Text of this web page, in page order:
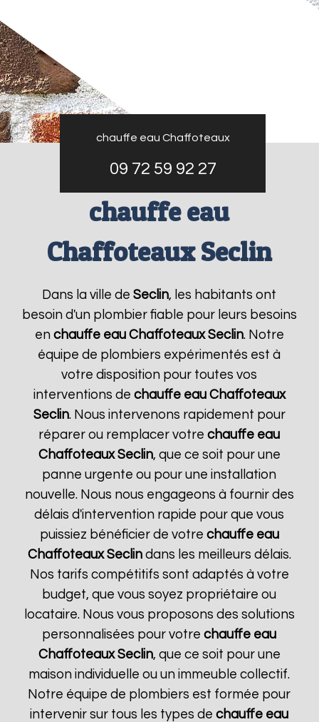
chauffe eau Chaffoteaux
09 72 59 92 27
chauffe eau
Chaffoteaux Seclin
Dans la ville deSeclin, les habitants ont
besoin d'un plombier fiable pour leurs besoins
en chauffe eau Chaffoteaux Seclin. Notre
équipe de plombiers expérimentés est à
votre disposition pour toutes vos
interventions de chauffe eau Chaffoteaux
Seclin. Nous intervenons rapidement pour
réparer ou remplacer votrechauffe eau
Chaffoteaux Seclin, que ce soit pour une
panne urgente ou pour une installation
nouvelle. Nous nous engageons à fournir des
délais d'intervention rapide pour que vous
puissiez bénéficier de votre chauffe eau
Chaffoteaux Seclindans les meilleurs délais.
Nos tarifs compétitifs sont adaptés à votre
budget, que vous soyez propriétaire ou
locataire. Nous vous proposons des solutions
personnalisées pour votrechauffe eau
Chaffoteaux Seclin, que ce soit pour une
maison individuelle ou un immeuble collectif.
Notre équipe de plombiers est formée pour
intervenir sur tous les types dechauffe eau